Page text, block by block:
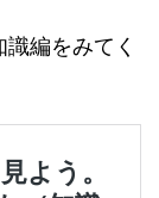
編をみてく